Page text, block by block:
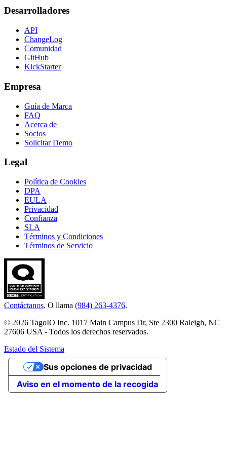
Desarrolladores
API
ChangeLog
Comunidad
GitHub
KickStarter
Empresa
Guía de Marca
FAQ
Acerca de
Socios
Solicitar Demo
Legal
Política de Cookies
DPA
EULA
Privacidad
Confianza
SLA
Términos y Condiciones
Términos de Servicio
Contáctanos. O llama (984) 263-4376.
© 2026 TagoIO Inc. 1017 Main Campus Dr, Ste 2300 Raleigh, NC
27606 USA - Todos los derechos reservados.
Estado del Sistema
Aviso en el momento de la recogida
Sus opciones de privacidad